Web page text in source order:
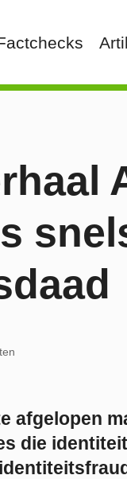
afgelopen
die